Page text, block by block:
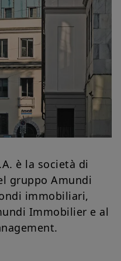
è la società di
gruppo Amundi
immobiliari,
Immobilier e al